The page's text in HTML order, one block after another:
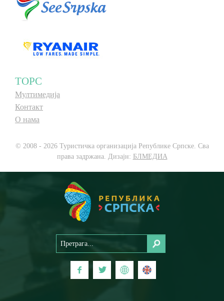
ТОРС
Мултимедија
Контакт
О нама
© 2008 - 2026 Туристичка организација Републике Српске. Сва
права задржана. Дизајн: БЛМЕДИА